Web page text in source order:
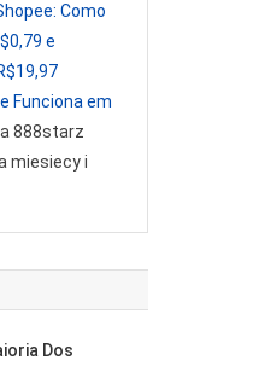
Como
e
Funciona em
888starz
miesiecy i
Dos